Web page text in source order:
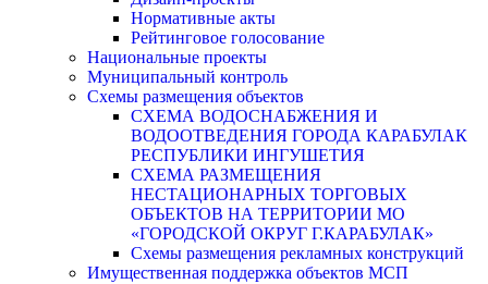
Нормативные акты
Рейтинговое голосование
Национальные проекты
Муниципальный контроль
Схемы размещения объектов
СХЕМА ВОДОСНАБЖЕНИЯ И
ВОДООТВЕДЕНИЯ ГОРОДА КАРАБУЛАК
РЕСПУБЛИКИ ИНГУШЕТИЯ
СХЕМА РАЗМЕЩЕНИЯ
НЕСТАЦИОНАРНЫХ ТОРГОВЫХ
ОБЪЕКТОВ НА ТЕРРИТОРИИ МО
«ГОРОДСКОЙ ОКРУГ Г.КАРАБУЛАК»
Схемы размещения рекламных конструкций
Имущественная поддержка объектов МСП